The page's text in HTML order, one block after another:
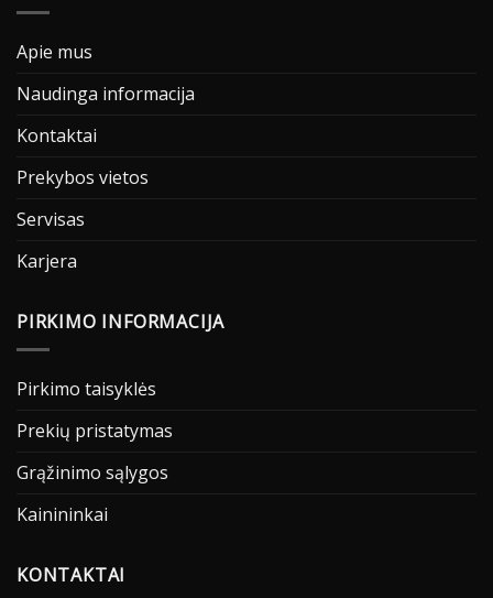
Apie mus
Naudinga informacija
Kontaktai
Prekybos vietos
Servisas
Karjera
PIRKIMO INFORMACIJA
Pirkimo taisyklės
Prekių pristatymas
Grąžinimo sąlygos
Kainininkai
KONTAKTAI